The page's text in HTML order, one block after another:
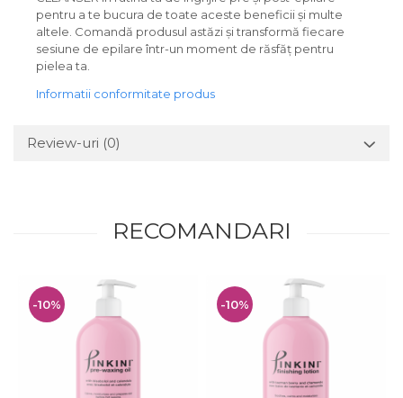
pentru a te bucura de toate aceste beneficii și multe
altele. Comandă produsul astăzi și transformă fiecare
sesiune de epilare într-un moment de răsfăț pentru
pielea ta.
Informatii conformitate produs
Review-uri (0)
RECOMANDARI
-10% -10%